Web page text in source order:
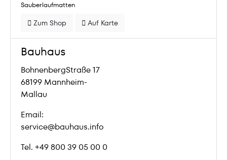
Sauberlaufmatten
Zum Shop Auf Karte
Bauhaus
BohnenbergStraße 17
68199 Mannheim-
Mallau
Email:
service@bauhaus.info
Tel. +49 800 39 05 00 0